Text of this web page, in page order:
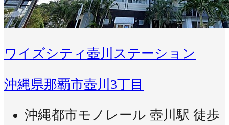
ワイズシティ壺川ステーション
沖縄県那覇市壺川3丁目
沖縄都市モノレール 壺川駅 徒歩